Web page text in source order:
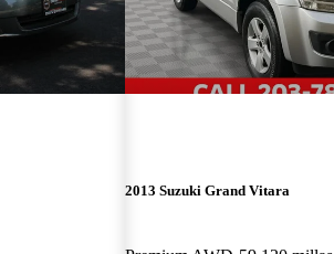
2013 Suzuki Grand Vitara